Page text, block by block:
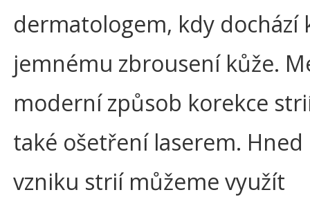
dermatologem, kdy dochází
jemnému zbrousení kůže.
moderní způsob korekce
také ošetření laserem.
vzniku strií můžeme využít